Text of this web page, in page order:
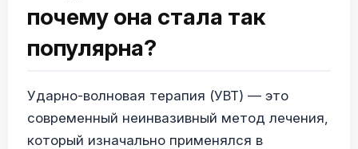
почему она стала так
популярна?
Ударно-волновая терапия (УВТ) — это
современный неинвазивный метод лечения,
который изначально применялся в